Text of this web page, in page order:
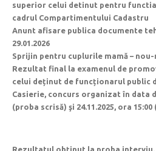
superior celui detinut pentru
cadrul Compartimentului Cadastru
Anunt afisare publica documente
29.01.2026
Sprijin pentru cuplurile mamă –
Rezultat final la examenul de
celui deținut de funcționarul public
Casierie, concurs organizat în data
(proba scrisă) şi 24.11.2025, ora
Rezultatul obţinut la proba interviu,